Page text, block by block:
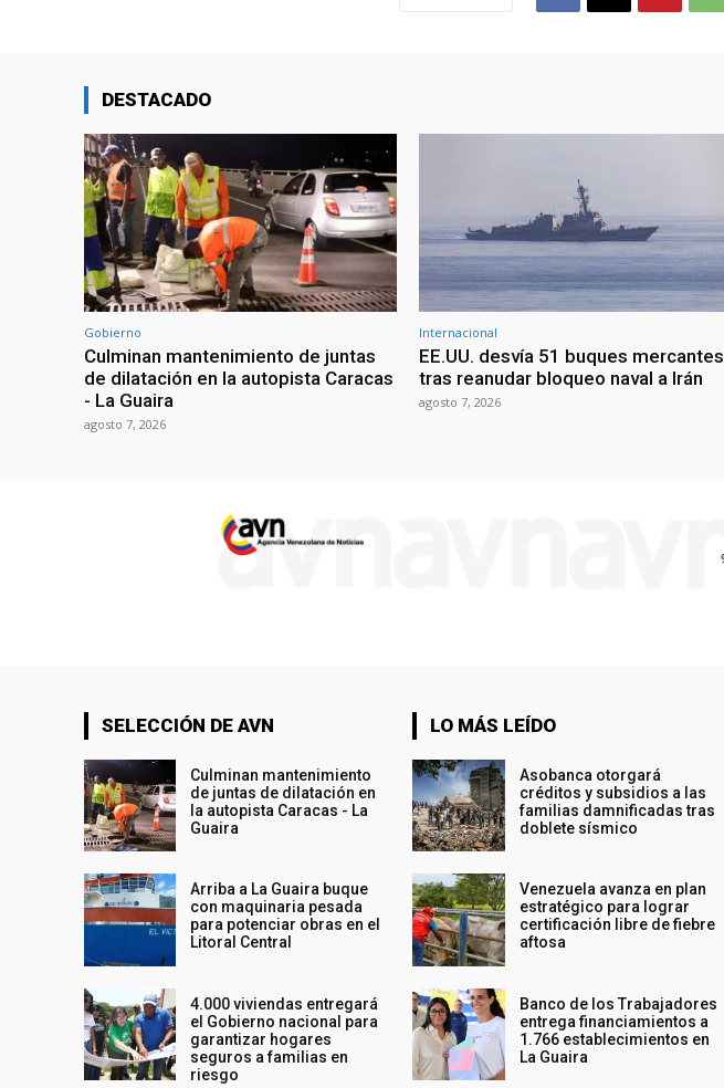
DESTACADO
Gobierno
Culminan mantenimiento de juntas
de dilatación en la autopista Caracas
- La Guaira
agosto 7, 2026
Internacional
EE.UU. desvía 51 buques mercantes
tras reanudar bloqueo naval a Irán
agosto 7, 2026
SELECCIÓN DE AVN
Culminan mantenimiento
de juntas de dilatación en
la autopista Caracas - La
Guaira
Arriba a La Guaira buque
con maquinaria pesada
para potenciar obras en el
Litoral Central
4.000 viviendas entregará
el Gobierno nacional para
garantizar hogares
seguros a familias en
riesgo
LO MÁS LEÍDO
Asobanca otorgará
créditos y subsidios a las
familias damnificadas tras
doblete sísmico
Venezuela avanza en plan
estratégico para lograr
certificación libre de fiebre
aftosa
Banco de los Trabajadores
entrega financiamientos a
1.766 establecimientos en
La Guaira